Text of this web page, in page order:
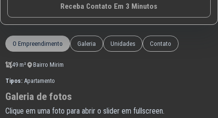
Receba Contato Em 3 Minutos
O Empreendimento Galeria Unidades Contato
49 m² Bairro Mirim
Tipos: Apartamento
Galeria de fotos
Clique em uma foto para abrir o slider em fullscreen.